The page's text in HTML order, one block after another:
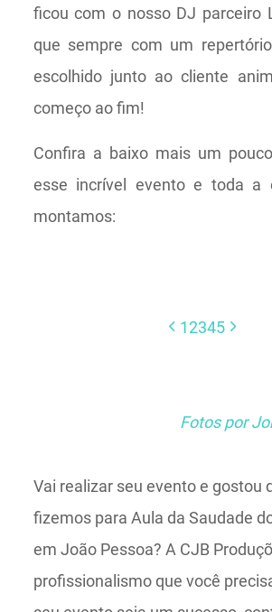
ficou com o nosso DJ parceiro
que sempre com um
escolhido junto ao cliente
começo ao fim!
Confira a baixo mais um
esse incrível evento e toda a
montamos:
12345
Fotos por
Vai realizar seu evento e gostou
fizemos para Aula da Saudade
em João Pessoa? A CJB
profissionalismo que você